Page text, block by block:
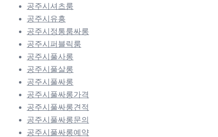
공주시셔츠룸
공주시유흥
공주시정통룸싸롱
공주시퍼블릭룸
공주시풀사롱
공주시풀살롱
공주시풀싸롱
공주시풀싸롱가격
공주시풀싸롱견적
공주시풀싸롱문의
공주시풀싸롱예약